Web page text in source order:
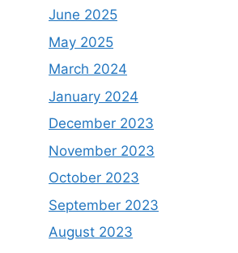
June 2025
May 2025
March 2024
January 2024
December 2023
November 2023
October 2023
September 2023
August 2023